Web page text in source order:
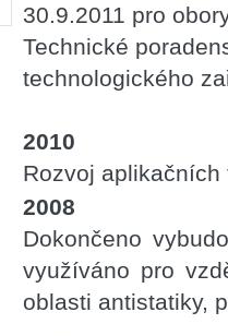
30.9.2011 pro
Technické
technologického
2010
Rozvoj
2008
Dokončeno
využíváno pro
oblasti antistatiky,